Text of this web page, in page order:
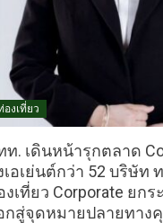
องเที่ยว
ท. เดินหน้ารุกตลาด
เอเย่นต์กว่า 52 บริษัท
งเที่ยว Corporate ยก
กสู่จุดหมายปลายทาง